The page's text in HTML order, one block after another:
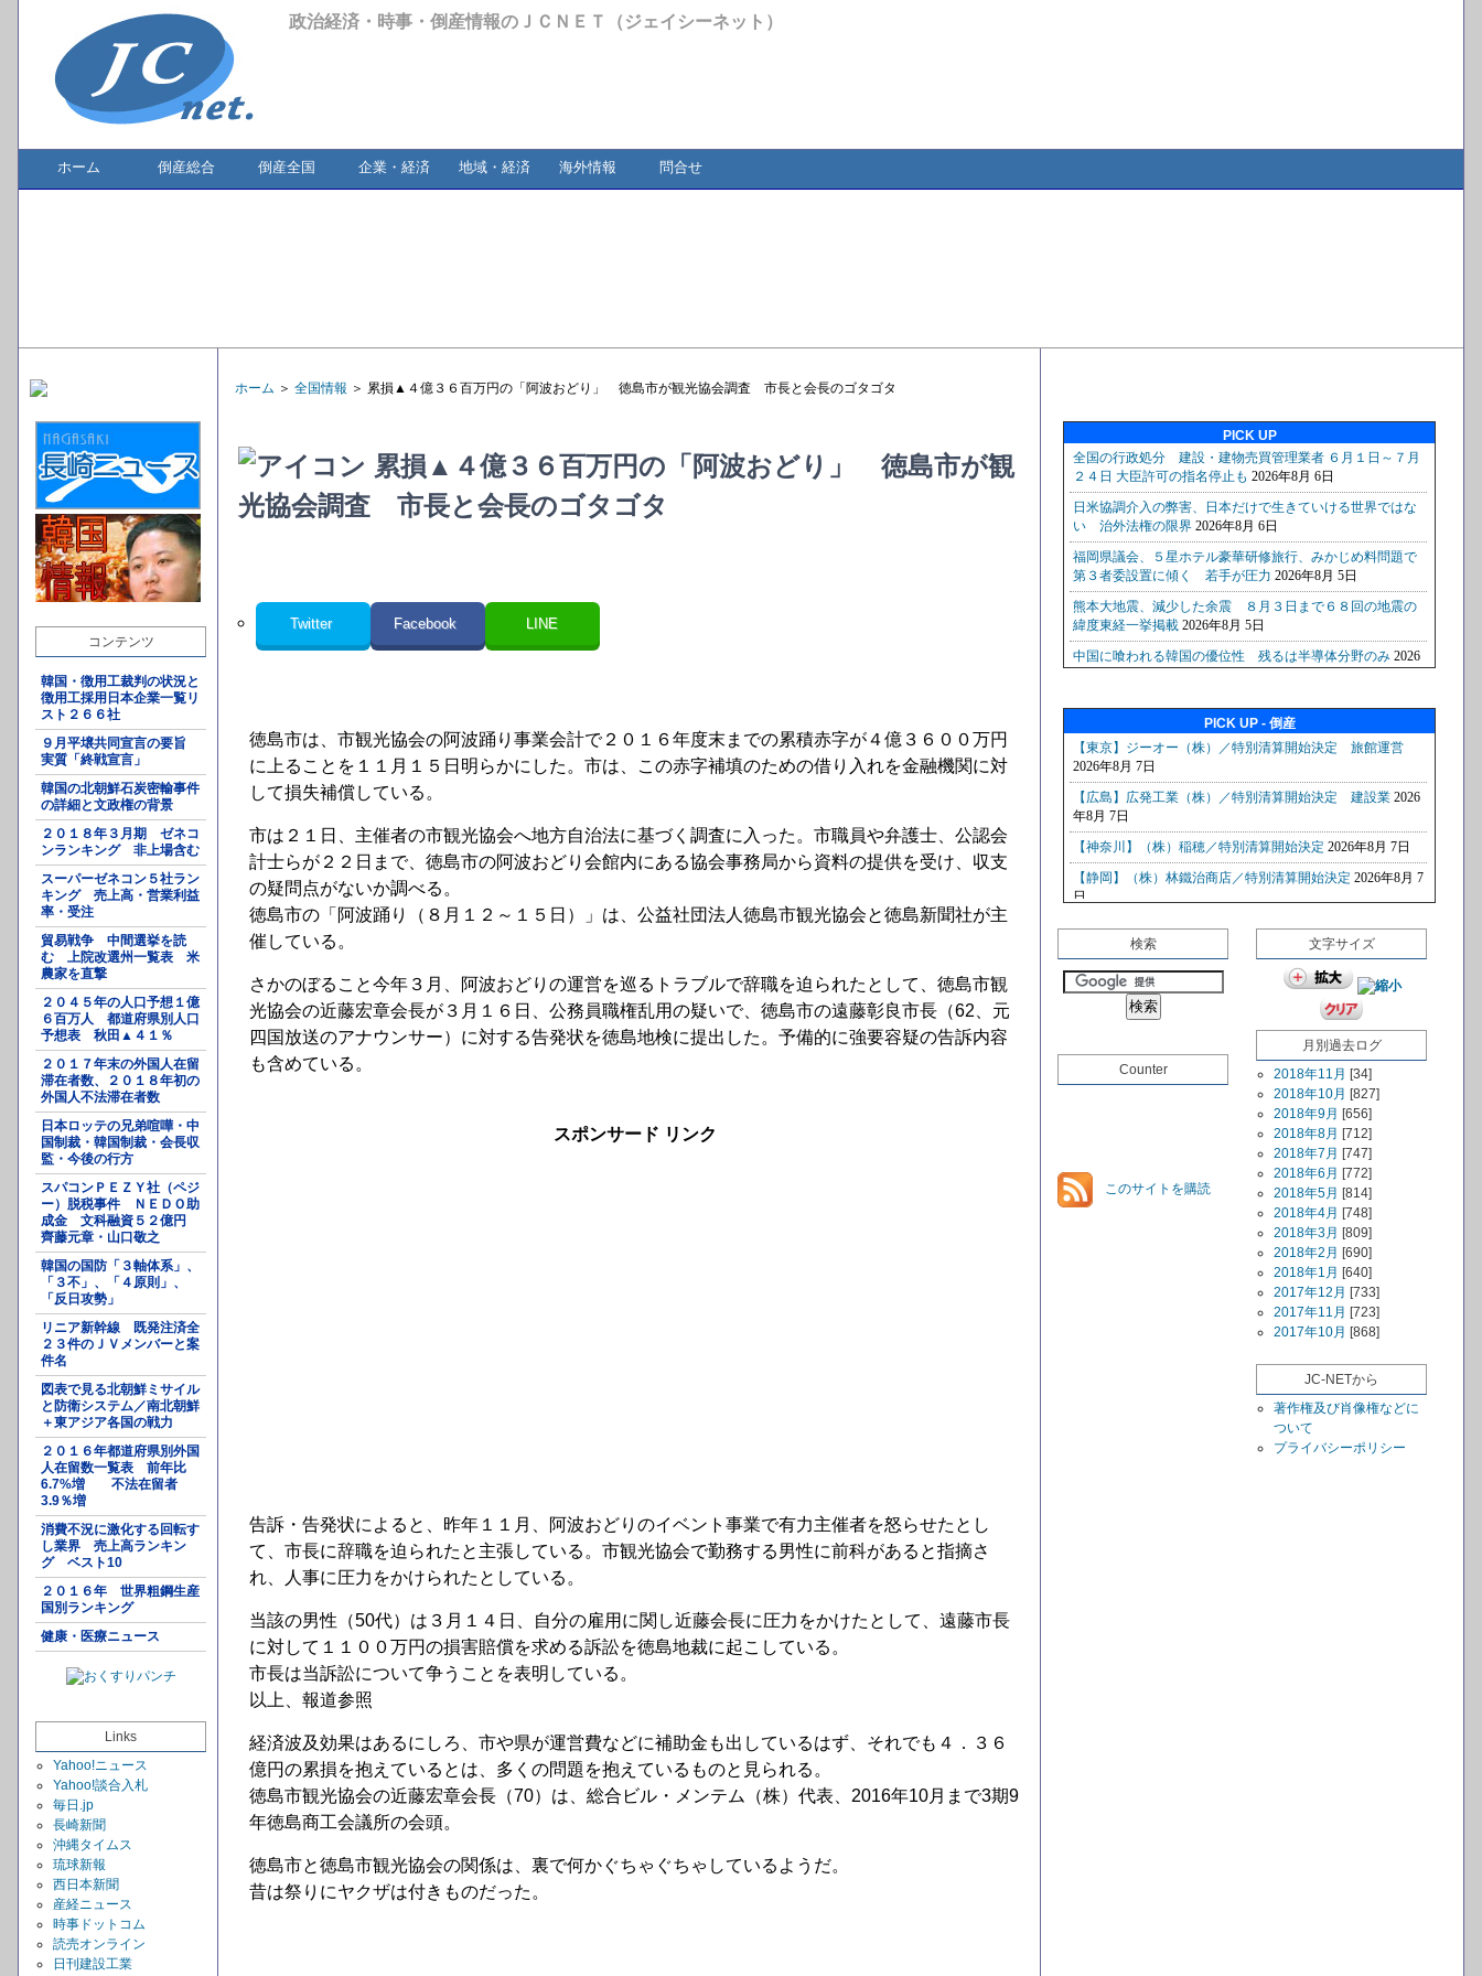
政治経済・時事・倒産情報のＪＣＮＥＴ（ジェイシーネット）
ホーム 倒産総合 倒産全国 企業・経済 地域・経済 海外情報 問合せ
コンテンツ
韓国・徴用工裁判の状況と
徴用工採用日本企業一覧リ
スト２６６社
９月平壌共同宣言の要旨
実質「終戦宣言」
韓国の北朝鮮石炭密輸事件
の詳細と文政権の背景
２０１８年３月期 ゼネコ
ンランキング 非上場含む
スーパーゼネコン５社ラン
キング 売上高・営業利益
率・受注
貿易戦争 中間選挙を読
む 上院改選州一覧表 米
農家を直撃
２０４５年の人口予想１億
６百万人 都道府県別人口
予想表 秋田▲４１％
２０１７年末の外国人在留
滞在者数、２０１８年初の
外国人不法滞在者数
日本ロッテの兄弟喧嘩・中
国制裁・韓国制裁・会長収
監・今後の行方
スパコンＰＥＺＹ社（ペジ
ー）脱税事件 ＮＥＤＯ助
成金 文科融資５２億円
齊藤元章・山口敬之
韓国の国防「３軸体系」、
「３不」、「４原則」、
「反日攻勢」
リニア新幹線 既発注済全
２３件のＪＶメンバーと案
件名
図表で見る北朝鮮ミサイル
と防衛システム／南北朝鮮
＋東アジア各国の戦力
２０１６年都道府県別外国
人在留数一覧表 前年比
6.7%増 不法在留者
3.9％増
消費不況に激化する回転す
し業界 売上高ランキン
グ ベスト10
２０１６年 世界粗鋼生産
国別ランキング
健康・医療ニュース
Links
Yahoo!ニュース
Yahoo!談合入札
毎日.jp
長崎新聞
沖縄タイムス
琉球新報
西日本新聞
産経ニュース
時事ドットコム
読売オンライン
日刊建設工業
ホーム ＞ 全国情報 ＞ 累損▲４億３６百万円の「阿波おどり」 徳島市が観光協会調査 市長と会長のゴタゴタ
累損▲４億３６百万円の「阿波おどり」 徳島市が観
光協会調査 市長と会長のゴタゴタ
Twitter Facebook LINE
徳島市は、市観光協会の阿波踊り事業会計で２０１６年度末までの累積赤字が４億３６００万円
に上ることを１１月１５日明らかにした。市は、この赤字補填のための借り入れを金融機関に対
して損失補償している。
市は２１日、主催者の市観光協会へ地方自治法に基づく調査に入った。市職員や弁護士、公認会
計士らが２２日まで、徳島市の阿波おどり会館内にある協会事務局から資料の提供を受け、収支
の疑問点がないか調べる。
徳島市の「阿波踊り（８月１２～１５日）」は、公益社団法人徳島市観光協会と徳島新聞社が主
催している。
さかのぼること今年３月、阿波おどりの運営を巡るトラブルで辞職を迫られたとして、徳島市観
光協会の近藤宏章会長が３月１６日、公務員職権乱用の疑いで、徳島市の遠藤彰良市長（62、元
四国放送のアナウンサー）に対する告発状を徳島地検に提出した。予備的に強要容疑の告訴内容
も含めている。
スポンサード リンク
告訴・告発状によると、昨年１１月、阿波おどりのイベント事業で有力主催者を怒らせたとし
て、市長に辞職を迫られたと主張している。市観光協会で勤務する男性に前科があると指摘さ
れ、人事に圧力をかけられたとしている。
当該の男性（50代）は３月１４日、自分の雇用に関し近藤会長に圧力をかけたとして、遠藤市長
に対して１１００万円の損害賠償を求める訴訟を徳島地裁に起こしている。
市長は当訴訟について争うことを表明している。
以上、報道参照
経済波及効果はあるにしろ、市や県が運営費などに補助金も出しているはず、それでも４．３６
億円の累損を抱えているとは、多くの問題を抱えているものと見られる。
徳島市観光協会の近藤宏章会長（70）は、総合ビル・メンテム（株）代表、2016年10月まで3期9
年徳島商工会議所の会頭。
徳島市と徳島市観光協会の関係は、裏で何かぐちゃぐちゃしているようだ。
昔は祭りにヤクザは付きものだった。
PICK UP
PICK UP - 倒産
検索
Counter
このサイトを購読
文字サイズ
月別過去ログ
2018年11月 [34]
2018年10月 [827]
2018年9月 [656]
2018年8月 [712]
2018年7月 [747]
2018年6月 [772]
2018年5月 [814]
2018年4月 [748]
2018年3月 [809]
2018年2月 [690]
2018年1月 [640]
2017年12月 [733]
2017年11月 [723]
2017年10月 [868]
JC-NETから
著作権及び肖像権などに
ついて
プライバシーポリシー